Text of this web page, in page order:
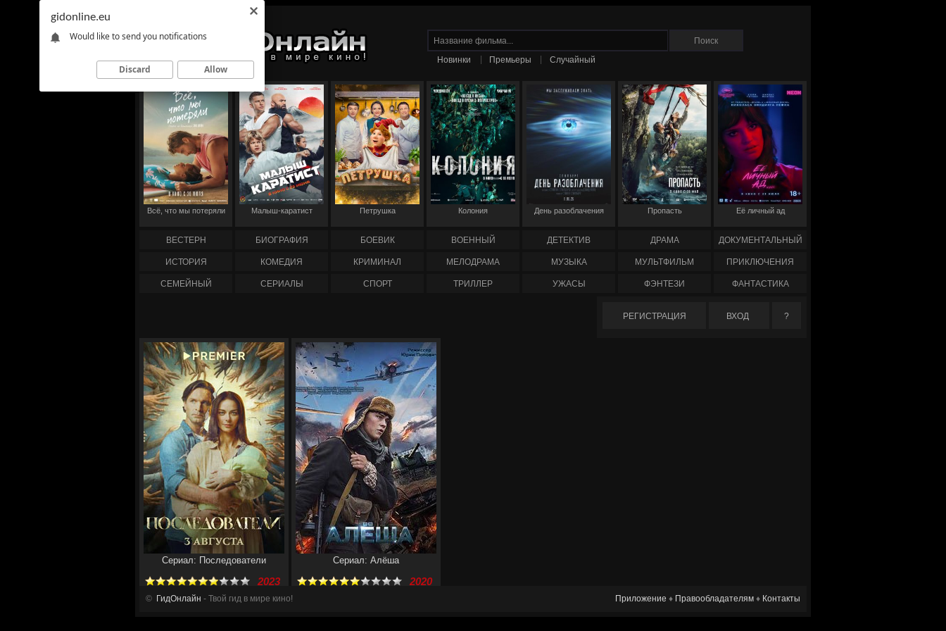
Новинки Премьеры Случайный
Всё, что мы потеряли Малыш-каратист Петрушка Колония День разоблачения Пропасть Её личный ад
ВЕСТЕРН БИОГРАФИЯ БОЕВИК ВОЕННЫЙ ДЕТЕКТИВ ДРАМА ДОКУМЕНТАЛЬНЫЙ
ИСТОРИЯ КОМЕДИЯ КРИМИНАЛ МЕЛОДРАМА МУЗЫКА МУЛЬТФИЛЬМ ПРИКЛЮЧЕНИЯ
СЕМЕЙНЫЙ СЕРИАЛЫ СПОРТ ТРИЛЛЕР УЖАСЫ ФЭНТЕЗИ ФАНТАСТИКА
Сериал: Последователи
2023
Сериал: Алёша
2020
РЕГИСТРАЦИЯ ВХОД ?
© ГидОнлайн - Твой гид в мире кино! Приложение ♦ Правообладателям ♦ Контакты
gidonline.eu
Would like to send you notifications
Discard Allow